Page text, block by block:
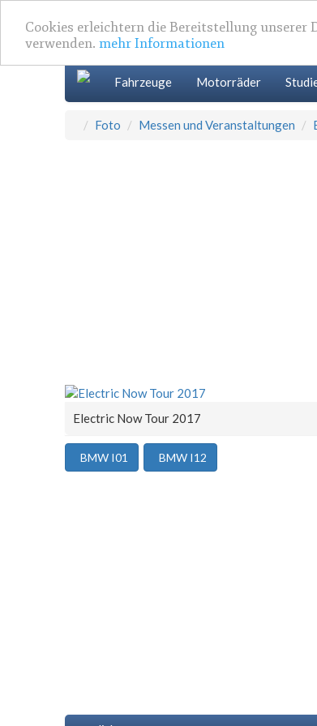
Cookies erleichtern die Bereitstellung unserer
verwenden. mehr Informationen
Fahrzeuge Motorräder
Foto Messen und Veranstaltungen
Electric Now Tour 2017
BMW I01 BMW I12